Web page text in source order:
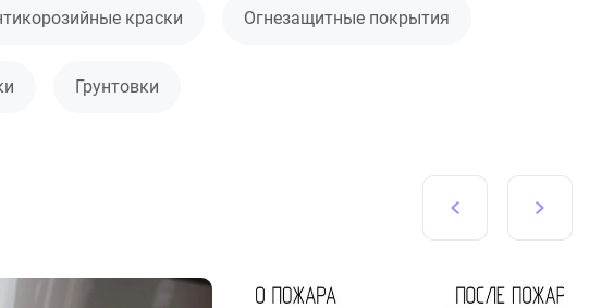
краски Огнезащитные покрытия
Грунтовки